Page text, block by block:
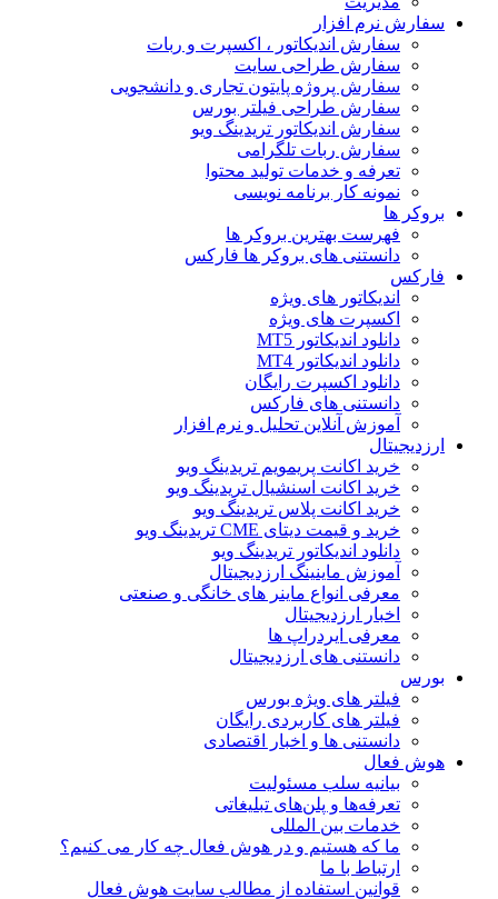
سفارش نرم افزار
سفارش اندیکاتور ، اکسپرت و ربات
سفارش طراحی سایت
سفارش پروژه پایتون تجاری و دانشجویی
سفارش طراحی فیلتر بورس
سفارش اندیکاتور تریدینگ ویو
سفارش ربات تلگرامی
تعرفه و خدمات تولید محتوا
نمونه کار برنامه نویسی
بروکر ها
فهرست بهترین بروکر ها
دانستنی های بروکر ها فارکس
فارکس
اندیکاتور های ویژه
اکسپرت های ویژه
دانلود اندیکاتور MT5
دانلود اندیکاتور MT4
دانلود اکسپرت رایگان
دانستنی های فارکس
آموزش آنلاین تحلیل و نرم افزار
ارزدیجیتال
خرید اکانت پریمویم تریدینگ ویو
خرید اکانت اسنشیال تریدینگ ویو
خرید اکانت پلاس تریدینگ ویو
خرید و قیمت دیتای CME تریدینگ ویو
دانلود اندیکاتور تریدینگ ویو
آموزش ماینینگ ارزدیجیتال
معرفی انواع ماینر های خانگی و صنعتی
اخبار ارزدیجیتال
معرفی ایردراپ ها
دانستنی های ارزدیجیتال
بورس
فیلتر های ویژه بورس
فیلتر های کاربردی رایگان
دانستنی ها و اخبار اقتصادی
هوش فعال
بیانیه سلب مسئولیت
تعرفه‌ها و پلن‌های تبلیغاتی
خدمات بین المللی
ما که هستیم و در هوش فعال چه کار می کنیم؟
ارتباط با ما
قوانین استفاده از مطالب سایت هوش فعال